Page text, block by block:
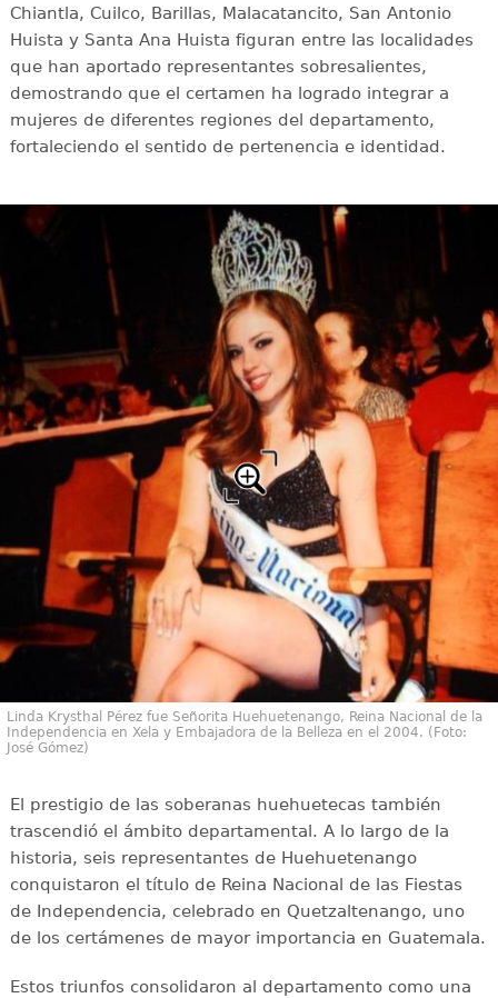
Chiantla, Cuilco, Barillas, Malacatancito, San Antonio
Huista y Santa Ana Huista figuran entre las localidades
que han aportado representantes sobresalientes,
demostrando que el certamen ha logrado integrar a
mujeres de diferentes regiones del departamento,
fortaleciendo el sentido de pertenencia e identidad.
Linda Krysthal Pérez fue Señorita Huehuetenango, Reina Nacional de la
Independencia en Xela y Embajadora de la Belleza en el 2004. (Foto:
José Gómez)
El prestigio de las soberanas huehuetecas también
trascendió el ámbito departamental. A lo largo de la
historia, seis representantes de Huehuetenango
conquistaron el título de Reina Nacional de las Fiestas
de Independencia, celebrado en Quetzaltenango, uno
de los certámenes de mayor importancia en Guatemala.
Estos triunfos consolidaron al departamento como una